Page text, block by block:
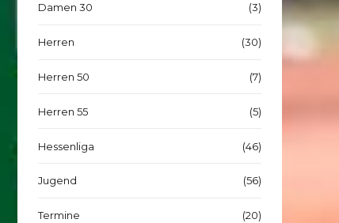
Damen 30 (3)
Herren (30)
Herren 50 (7)
Herren 55 (5)
Hessenliga (46)
Jugend (56)
Termine (20)